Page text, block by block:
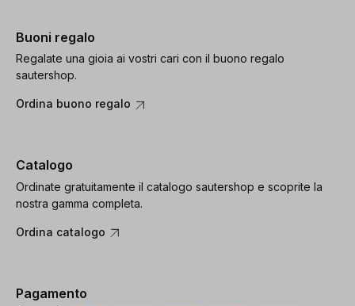
Buoni regalo
Regalate una gioia ai vostri cari con il buono regalo
sautershop.
Ordina buono regalo
Catalogo
Ordinate gratuitamente il catalogo sautershop e scoprite la
nostra gamma completa.
Ordina catalogo
Pagamento